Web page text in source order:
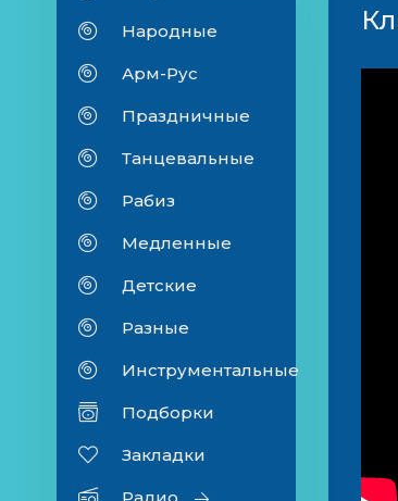
Народные
Арм-Рус
Праздничные
Танцевальные
Рабиз
Медленные
Детские
Разные
Инструментальные
Подборки
Закладки